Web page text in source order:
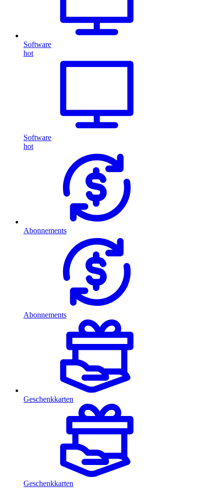
Software
hot
Software
hot
Abonnements
Abonnements
Geschenkkarten
Geschenkkarten